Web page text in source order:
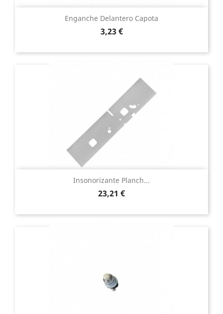
Enganche Delantero Capota
Precio
3,23 €
Insonorizante Planch...
Precio
23,21 €